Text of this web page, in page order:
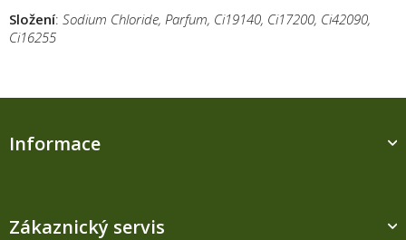
Složení: Sodium Chloride, Parfum, Ci19140, Ci17200, Ci42090,
Ci16255
Informace
Zákaznický servis